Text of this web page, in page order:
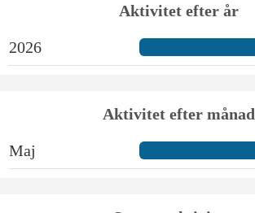
Aktivitet efter år
2026
Aktivitet efter månad
Maj